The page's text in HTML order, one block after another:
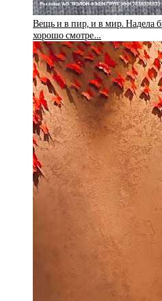
Вещь и в пир, и в мир. Надела
хорошо смотре…